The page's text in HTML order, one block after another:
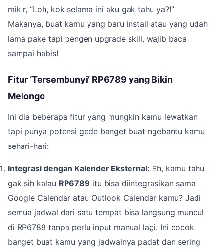
mikir, “Loh, kok selama ini aku gak tahu ya?!”
Makanya, buat kamu yang baru install atau yang udah
lama pake tapi pengen upgrade skill, wajib baca
sampai habis!
Fitur ‘Tersembunyi’ RP6789 yang Bikin
Melongo
Ini dia beberapa fitur yang mungkin kamu lewatkan
tapi punya potensi gede banget buat ngebantu kamu
sehari-hari:
Integrasi dengan Kalender Eksternal: Eh, kamu tahu
gak sih kalau RP6789 itu bisa diintegrasikan sama
Google Calendar atau Outlook Calendar kamu? Jadi
semua jadwal dari satu tempat bisa langsung muncul
di RP6789 tanpa perlu input manual lagi. Ini cocok
banget buat kamu yang jadwalnya padat dan sering